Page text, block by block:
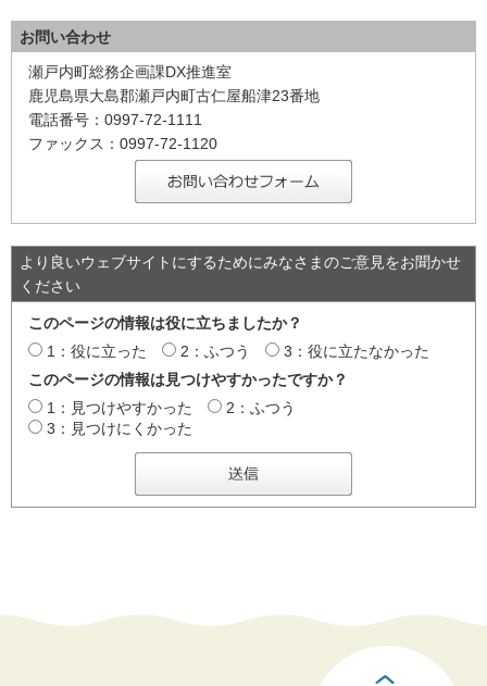
お問い合わせ
瀬戸内町総務企画課DX推進室
鹿児島県大島郡瀬戸内町古仁屋船津23番地
電話番号：0997-72-1111
ファックス：0997-72-1120
より良いウェブサイトにするためにみなさまのご意見をお聞かせ
ください
このページの情報は役に立ちましたか？
1：役に立った
2：ふつう
3：役に立たなかった
このページの情報は見つけやすかったですか？
1：見つけやすかった
2：ふつう
3：見つけにくかった